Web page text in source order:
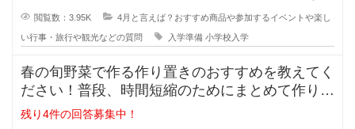
したが、量が多くて買うにもお金が
閲覧数：3.95K 4月と言えば？おすすめ商品や参加するイベントや楽し
い行事・旅行や観光などの質問 入学準備 小学校入学
春の旬野菜で作る作り置きのおすすめを教えてく
ださい！普段、時間短縮のためにまとめて作り置
きを作っておくことが多いのですが
残り4件の回答募集中！